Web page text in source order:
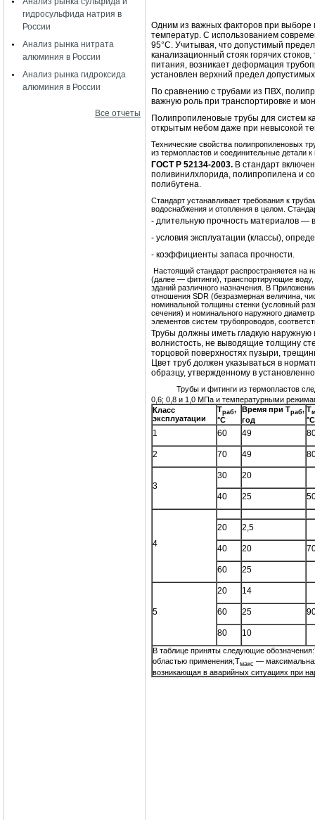
гидросульфида натрия в
России
Анализ рынка нитрата
алюминия в России
Анализ рынка гидроксида
алюминия в России
Все отчеты
Одним из важных факторов при выборе
температур. С использованием
95°C. Учитывая, что допустимый
канализационный стояк горячих
питания, возникает деформация
установлен верхний предел
По сравнению с трубами из ПВХ,
важную роль при транспортировке и
Полипропиленовые трубы для систем
открытым небом даже при невысокой
Технические свойства полипропиленовых
из термопластов и соединительные детали
ГОСТ Р 52134-2003. В стандарт
поливинилхлорида, полипропилена и
полибутена.
Стандарт устанавливает требования к
водоснабжения и отопления в целом.
- длительную прочность материалов —
- условия эксплуатации (классы),
- коэффициенты запаса прочности.
Настоящий стандарт распространяется на
(далее — фитинги), транспортирующие воду,
зданий различного назначения. В
отношения SDR (безразмерная величина,
номинальной толщины стенки (условный
сечения) и номинального наружного
элементов систем трубопроводов,
Трубы должны иметь гладкую
волнистость, не выводящие толщину
торцовой поверхностях пузыри,
Цвет труб должен указываться в
образцу, утвержденному в
Трубы и фитинги из термопластов
0,6; 0,8 и 1,0 МПа и температурными
Класс
эксплуатации
Tраб,
°C
Время при Тpaб,
год
T
°C
1 60 49
2 70 49
3
30 20
40 25
4
20 2,5
40 20
60 25
5
20 14
60 25
80 10
В таблице приняты следующие
областью применения;Tмакс —
возникающая в аварийных ситуациях при